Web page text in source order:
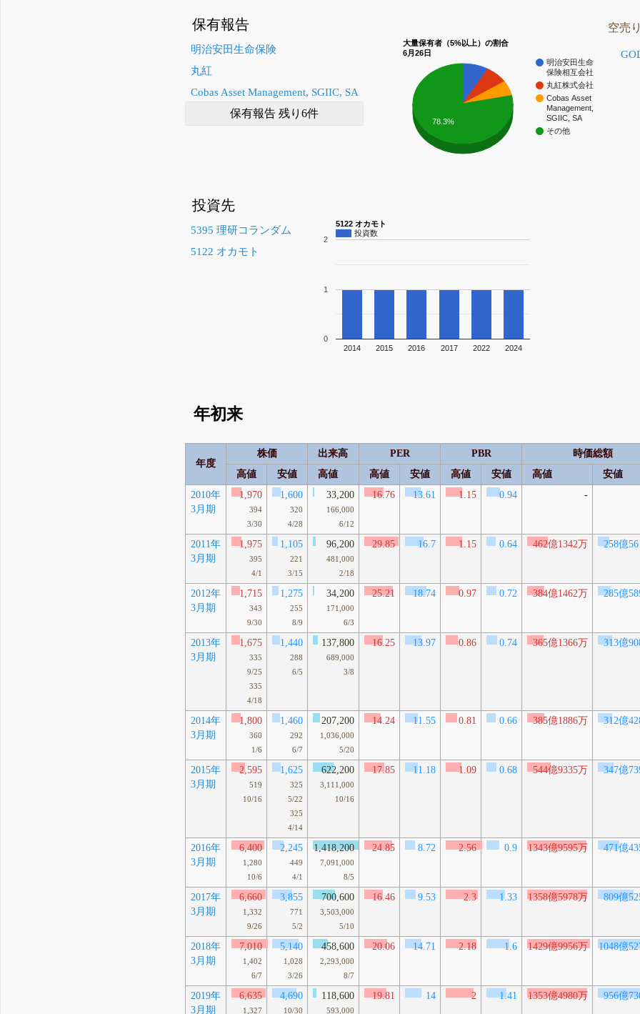
保有報告
明治安田生命保険
丸紅
Cobas Asset Management, SGIIC, SA
保有報告 残り6件
大量保有者（5%以上）の割合
6月26日
明治安田生命
保険相互会社
丸紅株式会社
Cobas Asset
Management,
SGIIC, SA
その他
78.3%
投資先
5395 理研コランダム
5122 オカモト
5122 オカモト
投資数
2014 2015 2016 2017 2022 2024
0
1
2
空売
年初来
年度
株価 出来高 PER PBR
時価総額
高値
安値 高値 高値 安値 高値 安値 高値
安値
2010年
3月期
1,970
394
3/30
1,600
320
4/28
33,200
166,000
6/12
16.76 13.61 1.15 0.94 -
2011年
3月期
1,975
395
4/1
1,105
221
3/15
96,200
481,000
2/18
29.85 16.7 1.15 0.64 462億1342万 258億
2012年
3月期
1,715
343
9/30
1,275
255
8/9
34,200
171,000
6/3
25.21 18.74 0.97 0.72 384億1462万 285億
2013年
3月期
1,675
335
9/25
335
4/18
1,440
288
6/5
137,800
689,000
3/8
16.25 13.97 0.86 0.74 365億1366万 313億
2014年
3月期
1,800
360
1/6
1,460
292
6/7
207,200
1,036,000
5/20
14.24 11.55 0.81 0.66 385億1886万 312億
2015年
3月期
2,595
519
10/16
1,625
325
5/22
325
4/14
622,200
3,111,000
10/16
17.85 11.18 1.09 0.68 544億9335万 347億
2016年
3月期
6,400
1,280
10/6
2,245
449
4/1
1,418,200
7,091,000
8/5
24.85 8.72 2.56 0.9 1343億9595万 471億
2017年
3月期
6,660
1,332
9/26
3,855
771
5/2
700,600
3,503,000
5/10
16.46 9.53 2.3 1.33 1358億5978万 809億
2018年
3月期
7,010
1,402
6/7
5,140
1,028
3/26
458,600
2,293,000
8/7
20.06 14.71 2.18 1.6 1429億9956万 1048億
2019年
3月期
6,635
1,327
4,690
10/30
118,600
593,000
19.81 14 2 1.41 1353億4980万 956億